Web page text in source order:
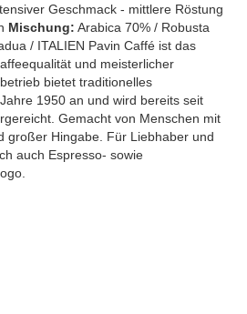
Geschmack - mittlere Röstung
Mischung: Arabica 70% / Robusta
/ ITALIEN Pavin Caffé ist das
und meisterlicher
bietet traditionelles
1950 an und wird bereits seit
Gemacht von Menschen mit
großer Hingabe. Für Liebhaber und
auch Espresso- sowie